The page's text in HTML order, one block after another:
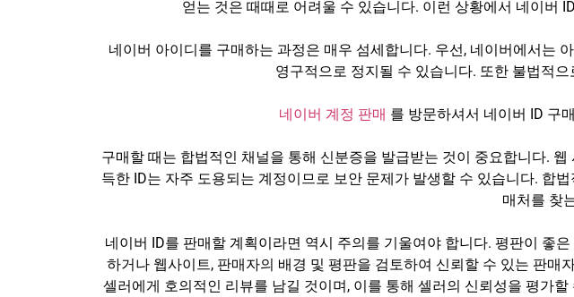
얻는 것은 때때로 어려울 수 있습니다. 이런 상황에서 네이버
네이버 아이디를 구매하는 과정은 매우 섬세합니다. 우선, 네이버에서는
영구적으로 정지될 수 있습니다. 또한 불법적
네이버 계정 판매 를 방문하셔서 네이버 ID 구
구매할 때는 합법적인 채널을 통해 신분증을 발급받는 것이 중요합니다.
득한 ID는 자주 도용되는 계정이므로 보안 문제가 발생할 수 있습니다. 합
매처를 찾
네이버 ID를 판매할 계획이라면 역시 주의를 기울여야 합니다. 평판이 좋
하거나 웹사이트, 판매자의 배경 및 평판을 검토하여 신뢰할 수 있는 판
셀러에게 호의적인 리뷰를 남길 것이며, 이를 통해 셀러의 신뢰성을 평가